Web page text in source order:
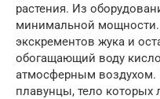
растения. Из
минимальной мощности.
экскрементов жука и
обогащающий воду
атмосферным воздухом.
плавунцы, тело которых